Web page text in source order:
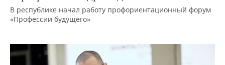
В республике начал работу профориентационный форум
«Профессии будущего»